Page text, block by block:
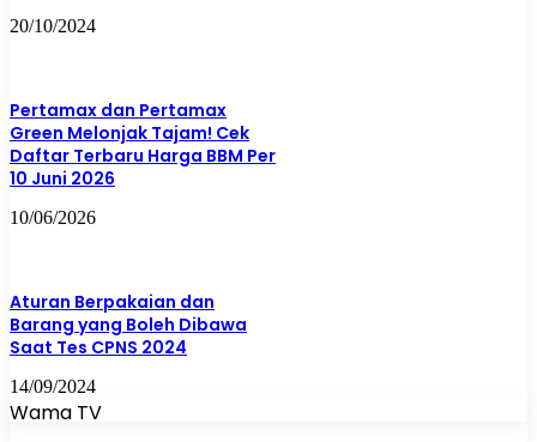
20/10/2024
Pertamax dan Pertamax
Green Melonjak Tajam! Cek
Daftar Terbaru Harga BBM Per
10 Juni 2026
10/06/2026
Aturan Berpakaian dan
Barang yang Boleh Dibawa
Saat Tes CPNS 2024
14/09/2024
Wama TV